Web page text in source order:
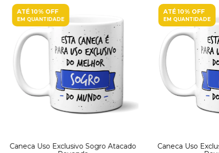
ATÉ 10% OFF
EM QUANTIDADE
Caneca Uso Exclusivo Sogro Atacado
ATÉ 10% OFF
EM QUANTIDADE
Caneca Uso